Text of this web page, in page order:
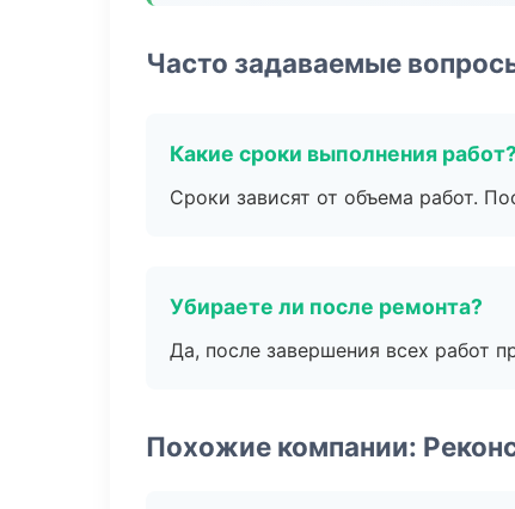
Часто задаваемые
Какие сроки выполнения работ?
Сроки зависят от объема работ.
Убираете ли после ремонта?
Да, после завершения всех работ
Похожие компании: